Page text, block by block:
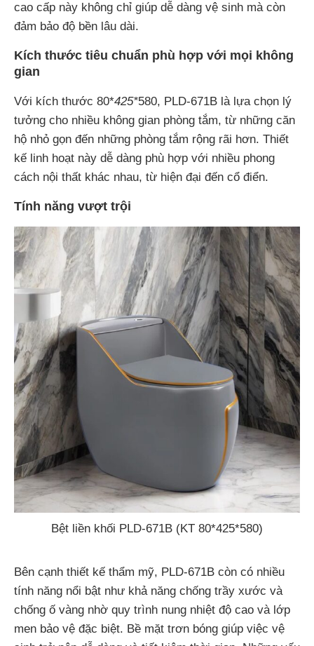
cao cấp này không chỉ giúp dễ dàng vệ sinh mà còn
đảm bảo độ bền lâu dài.
Kích thước tiêu chuẩn phù hợp với mọi không
gian
Với kích thước 80*425*580, PLD-671B là lựa chọn lý
tưởng cho nhiều không gian phòng tắm, từ những căn
hộ nhỏ gọn đến những phòng tắm rộng rãi hơn. Thiết
kế linh hoạt này dễ dàng phù hợp với nhiều phong
cách nội thất khác nhau, từ hiện đại đến cổ điển.
Tính năng vượt trội
Bệt liền khối PLD-671B (KT 80*425*580)
Bên cạnh thiết kế thẩm mỹ, PLD-671B còn có nhiều
tính năng nổi bật như khả năng chống trầy xước và
chống ố vàng nhờ quy trình nung nhiệt độ cao và lớp
men bảo vệ đặc biệt. Bề mặt trơn bóng giúp việc vệ